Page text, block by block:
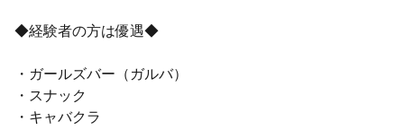
◆経験者の方は優遇◆
・ガールズバー（ガルバ）
・スナック
・キャバクラ